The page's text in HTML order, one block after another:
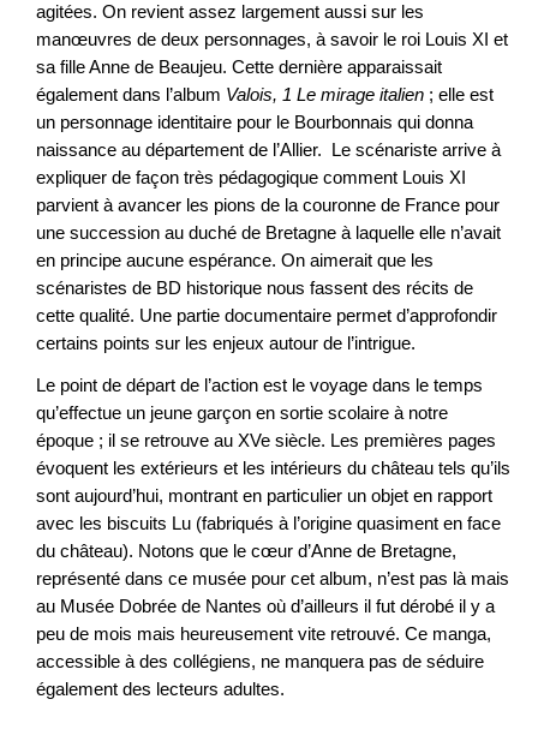
agitées. On revient assez largement aussi sur les
manœuvres de deux personnages, à savoir le roi Louis XI et
sa fille Anne de Beaujeu. Cette dernière apparaissait
également dans l’album Valois, 1 Le mirage italien ; elle est
un personnage identitaire pour le Bourbonnais qui donna
naissance au département de l’Allier. Le scénariste arrive à
expliquer de façon très pédagogique comment Louis XI
parvient à avancer les pions de la couronne de France pour
une succession au duché de Bretagne à laquelle elle n’avait
en principe aucune espérance. On aimerait que les
scénaristes de BD historique nous fassent des récits de
cette qualité. Une partie documentaire permet d’approfondir
certains points sur les enjeux autour de l’intrigue.
Le point de départ de l’action est le voyage dans le temps
qu’effectue un jeune garçon en sortie scolaire à notre
époque ; il se retrouve au XVe siècle. Les premières pages
évoquent les extérieurs et les intérieurs du château tels qu’ils
sont aujourd’hui, montrant en particulier un objet en rapport
avec les biscuits Lu (fabriqués à l’origine quasiment en face
du château). Notons que le cœur d’Anne de Bretagne,
représenté dans ce musée pour cet album, n’est pas là mais
au Musée Dobrée de Nantes où d’ailleurs il fut dérobé il y a
peu de mois mais heureusement vite retrouvé. Ce manga,
accessible à des collégiens, ne manquera pas de séduire
également des lecteurs adultes.